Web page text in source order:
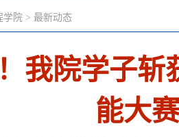
学院 > 最新动态
我院学子斩
能大